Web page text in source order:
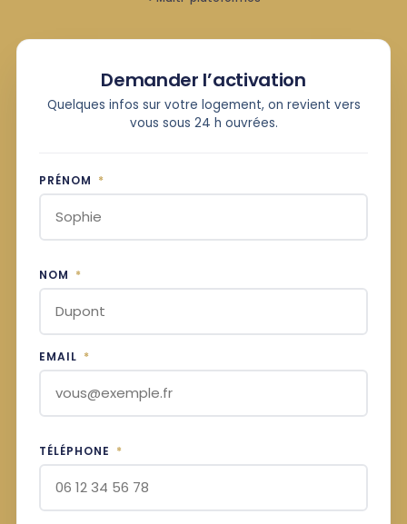
Demander l’activation
Quelques infos sur votre logement, on revient vers
vous sous 24 h ouvrées.
PRÉNOM *
NOM *
EMAIL *
TÉLÉPHONE *